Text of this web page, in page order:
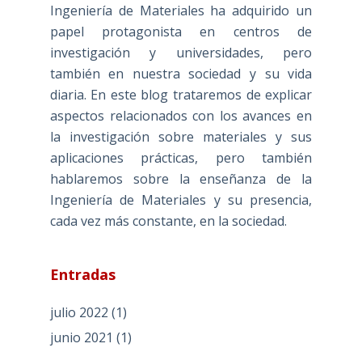
Ingeniería de Materiales ha adquirido un
papel protagonista en centros de
investigación y universidades, pero
también en nuestra sociedad y su vida
diaria. En este blog trataremos de explicar
aspectos relacionados con los avances en
la investigación sobre materiales y sus
aplicaciones prácticas, pero también
hablaremos sobre la enseñanza de la
Ingeniería de Materiales y su presencia,
cada vez más constante, en la sociedad.
Entradas
julio 2022 (1)
junio 2021 (1)